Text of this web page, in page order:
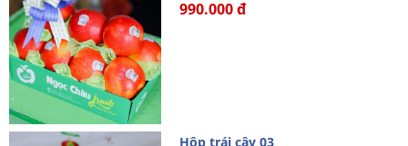
990.000 đ
Hộp trái cây 03